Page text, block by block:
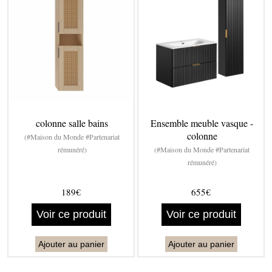
colonne salle bains
(#Maison du Monde #Partenariat
rémunéré)
189€
Voir ce produit
Ajouter au panier
Ensemble meuble vasque -
colonne
(#Maison du Monde #Partenariat
rémunéré)
655€
Voir ce produit
Ajouter au panier